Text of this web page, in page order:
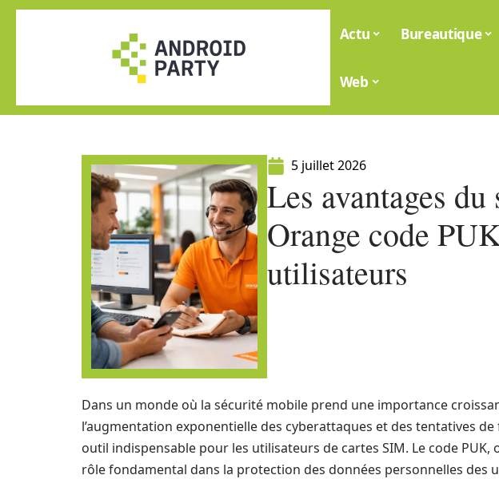
Actu Bureautique
Web
5 juillet 2026
Les avantages
Orange code
utilisateurs
Dans un monde où la sécurité mobile prend une importance
l’augmentation exponentielle des cyberattaques et des tentatives de
outil indispensable pour les utilisateurs de cartes SIM. Le code PUK,
rôle fondamental dans la protection des données personnelles des